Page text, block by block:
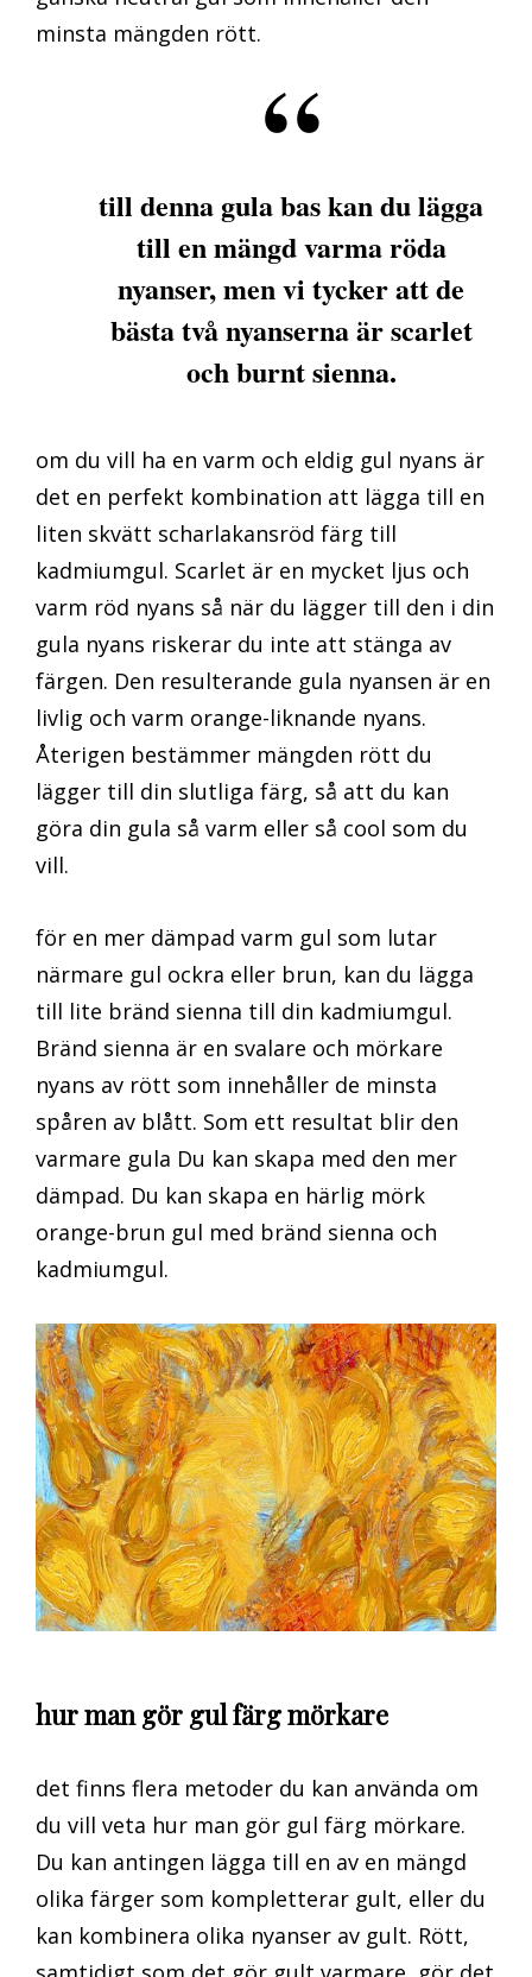
minsta mängden rött.
till denna gula bas kan du lägga
till en mängd varma röda
nyanser, men vi tycker att de
bästa två nyanserna är scarlet
och burnt sienna.
om du vill ha en varm och eldig gul nyans är
det en perfekt kombination att lägga till en
liten skvätt scharlakansröd färg till
kadmiumgul. Scarlet är en mycket ljus och
varm röd nyans så när du lägger till den i din
gula nyans riskerar du inte att stänga av
färgen. Den resulterande gula nyansen är en
livlig och varm orange-liknande nyans.
Återigen bestämmer mängden rött du
lägger till din slutliga färg, så att du kan
göra din gula så varm eller så cool som du
vill.
för en mer dämpad varm gul som lutar
närmare gul ockra eller brun, kan du lägga
till lite bränd sienna till din kadmiumgul.
Bränd sienna är en svalare och mörkare
nyans av rött som innehåller de minsta
spåren av blått. Som ett resultat blir den
varmare gula Du kan skapa med den mer
dämpad. Du kan skapa en härlig mörk
orange-brun gul med bränd sienna och
kadmiumgul.
hur man gör gul färg mörkare
det finns flera metoder du kan använda om
du vill veta hur man gör gul färg mörkare.
Du kan antingen lägga till en av en mängd
olika färger som kompletterar gult, eller du
kan kombinera olika nyanser av gult. Rött,